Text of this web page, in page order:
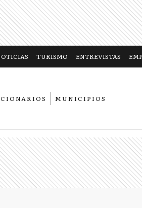
TURISMO ENTREVISTAS
MUNICIPIOS